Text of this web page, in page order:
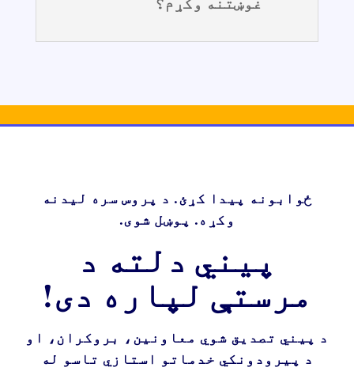
ځوابونه پیدا کړئ. د پروس سره لیدنه
وکړه. پوښل شوی.
پیني دلته د
مرستې لپاره دی!
د پیني تصدیق شوي معاونین، بروکران، او
د پیرودونکي خدماتو استازي تاسو له